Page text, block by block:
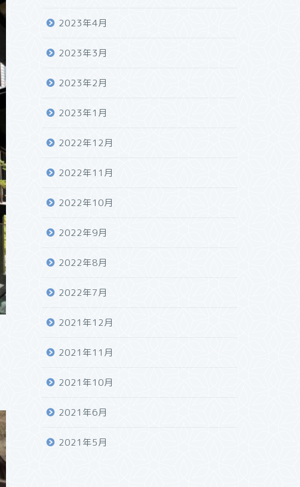
2023年4月
2023年3月
2023年2月
2023年1月
2022年12月
2022年11月
2022年10月
2022年9月
2022年8月
2022年7月
2021年12月
2021年11月
2021年10月
2021年6月
2021年5月